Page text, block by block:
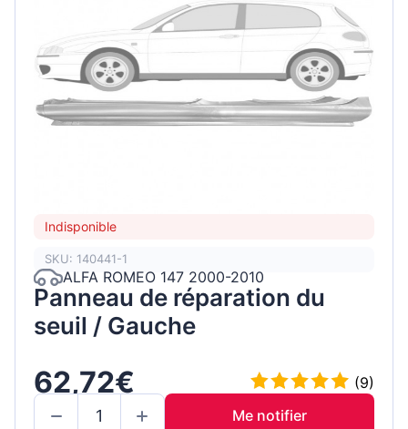
Indisponible
SKU: 140441-1
ALFA ROMEO 147 2000-2010
Panneau de réparation du
seuil / Gauche
62,72€
(9)
Me notifier